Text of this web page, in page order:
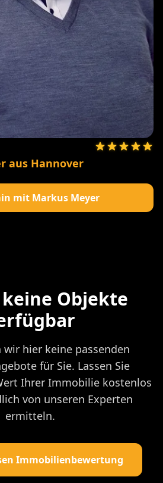
aus Hannover
mit Markus Meyer
Objekte
wir hier keine passenden
für Sie. Lassen Sie
Ihrer Immobilie kostenlos
von unseren Experten
ermitteln.
Immobilienbewertung